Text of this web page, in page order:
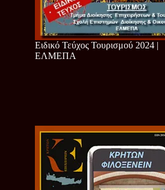
Ειδικό Τεύχος Τουρισμού 2024 |
ΕΛΜΕΠΑ